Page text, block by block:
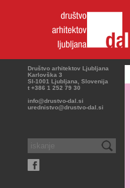
Društvo arhitektov Ljubljana
Karlovška 3
SI-1001 Ljubljana, Slovenija
t +386 1 252 79 30
info@drustvo-dal.si
urednistvo@drustvo-dal.si